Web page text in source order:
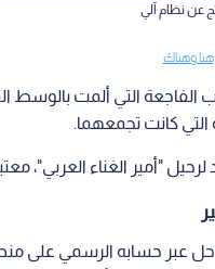
عن نظام آلي
هنا وهناك
التي ألمت بالوسط
كانت تجمعهما.
"أمير الغناء العربي"،
عبر حسابه الرسمي على